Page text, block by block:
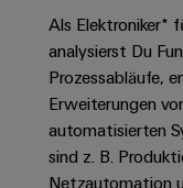
Lösungen
für
die
spezifischen
Anforderungen
der
Metering
Weidmüller
Workplace
Solutions
&
und
Services
Labor
und
Zertifikate
Ausbildung
Duales
Studium
Als Elektroniker*
analysierst Du
Prozessabläufe,
Erweiterungen
automatisierten
sind z. B.
Netzautomation